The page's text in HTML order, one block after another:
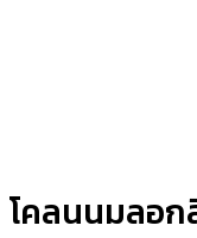
โคลนนมลอ